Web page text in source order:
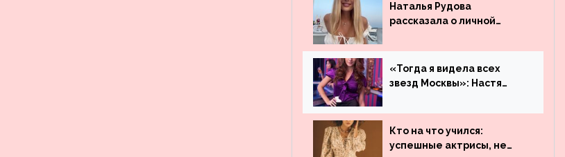
Наталья Рудова
рассказала о личной
«Тогда я видела всех
звезд Москвы»: Настя
работала до
популярности и выложила
архивные фото
Кто на что учился:
успешные актрисы, не